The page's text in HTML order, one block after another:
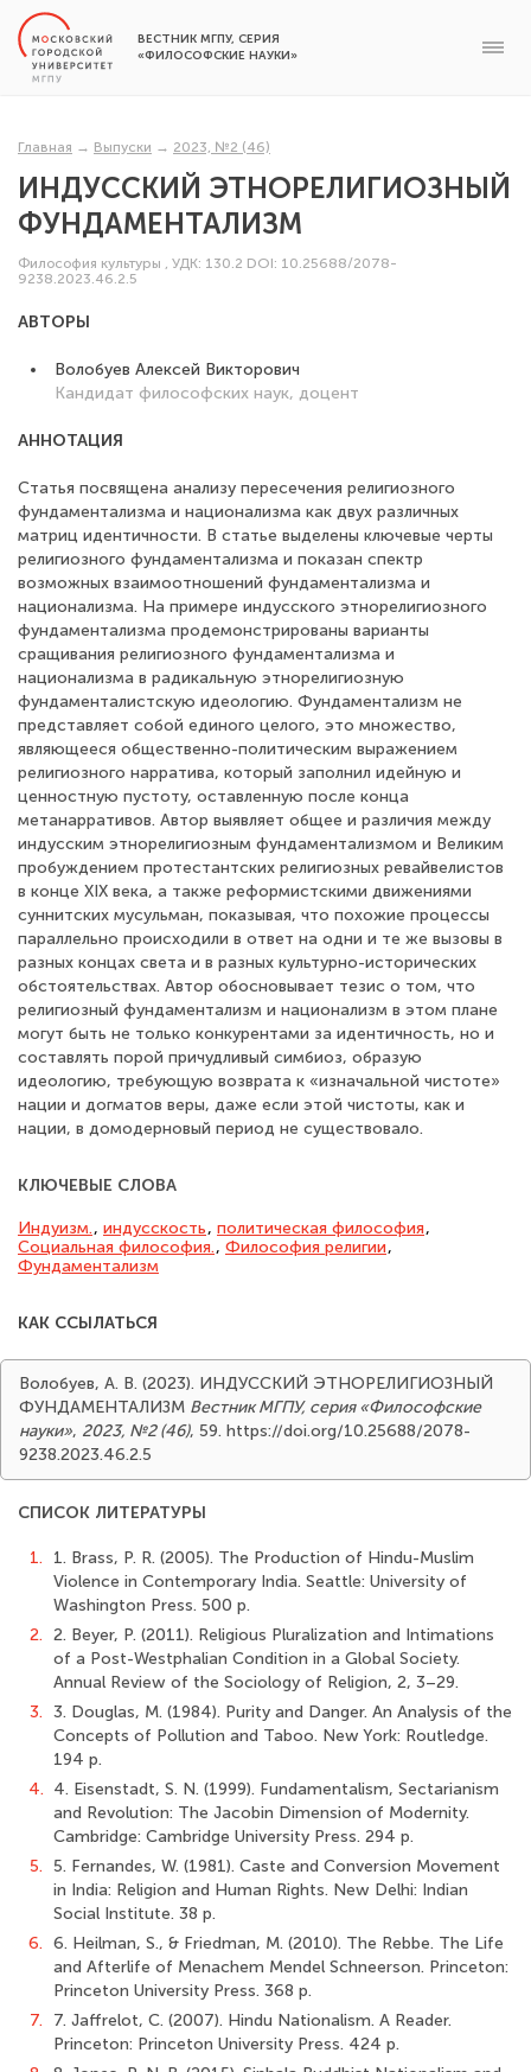
ВЕСТНИК МГПУ, СЕРИЯ
«ФИЛОСОФСКИЕ НАУКИ»
Главная → Выпуски → 2023, №2 (46)
ИНДУССКИЙ ЭТНОРЕЛИГИОЗНЫЙ
ФУНДАМЕНТАЛИЗМ
Философия культуры , УДК: 130.2 DOI: 10.25688/2078-
9238.2023.46.2.5
АВТОРЫ
Волобуев Алексей Викторович
Кандидат философских наук, доцент
АННОТАЦИЯ
Статья посвящена анализу пересечения религиозного
фундаментализма и национализма как двух различных
матриц идентичности. В статье выделены ключевые черты
религиозного фундаментализма и показан спектр
возможных взаимоотношений фундаментализма и
национализма. На примере индусского этнорелигиозного
фундаментализма продемонстрированы варианты
сращивания религиозного фундаментализма и
национализма в радикальную этнорелигиозную
фундаменталистскую идеологию. Фундаментализм не
представляет собой единого целого, это множество,
являющееся общественно-политическим выражением
религиозного нарратива, который заполнил идейную и
ценностную пустоту, оставленную после конца
метанарративов. Автор выявляет общее и различия между
индусским этнорелигиозным фундаментализмом и Великим
пробуждением протестантских религиозных ревайвелистов
в конце XIX века, а также реформистскими движениями
суннитских мусульман, показывая, что похожие процессы
параллельно происходили в ответ на одни и те же вызовы в
разных концах света и в разных культурно-исторических
обстоятельствах. Автор обосновывает тезис о том, что
религиозный фундаментализм и национализм в этом плане
могут быть не только конкурентами за идентичность, но и
составлять порой причудливый симбиоз, образую
идеологию, требующую возврата к «изначальной чистоте»
нации и догматов веры, даже если этой чистоты, как и
нации, в домодерновый период не существовало.
КЛЮЧЕВЫЕ СЛОВА
Индуизм., индусскость, политическая философия,
Социальная философия., Философия религии,
Фундаментализм
КАК ССЫЛАТЬСЯ
Волобуев, А. В. (2023). ИНДУССКИЙ ЭТНОРЕЛИГИОЗНЫЙ
ФУНДАМЕНТАЛИЗМ Вестник МГПУ, серия «Философские
науки», 2023, №2 (46), 59. https://doi.org/10.25688/2078-
9238.2023.46.2.5
СПИСОК ЛИТЕРАТУРЫ
1.
1. Brass, P. R. (2005). The Production of Hindu-Muslim
Violence in Contemporary India. Seattle: University of
Washington Press. 500 p.
2. 2. Beyer, P. (2011). Religious Pluralization and Intimations
of a Post-Westphalian Condition in a Global Society.
Annual Review of the Sociology of Religion, 2, 3–29.
3. 3. Douglas, M. (1984). Purity and Danger. An Analysis of the
Concepts of Pollution and Taboo. New York: Routledge.
194 p.
4. 4. Eisenstadt, S. N. (1999). Fundamentalism, Sectarianism
and Revolution: The Jacobin Dimension of Modernity.
Cambridge: Cambridge University Press. 294 p.
5. 5. Fernandes, W. (1981). Caste and Conversion Movement
in India: Religion and Human Rights. New Delhi: Indian
Social Institute. 38 p.
6. 6. Heilman, S., & Friedman, M. (2010). The Rebbe. The Life
and Afterlife of Menachem Mendel Schneerson. Princeton:
Princeton University Press. 368 p.
7.
7. Jaffrelot, C. (2007). Hindu Nationalism. A Reader.
Princeton: Princeton University Press. 424 p.